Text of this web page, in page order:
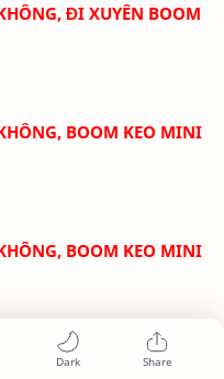
ĐI XUYÊN BOOM
BOOM KEO MINI
BOOM KEO MINI
VẬT PHẨM